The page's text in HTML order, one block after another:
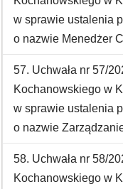
w sprawie ustalenia
o nazwie Menedżer
57. Uchwała nr 57/
Kochanowskiego w
w sprawie ustalenia
o nazwie
58. Uchwała nr 58/
Kochanowskiego w